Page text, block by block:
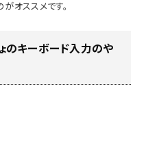
オススメです。
のキーボード入力のや